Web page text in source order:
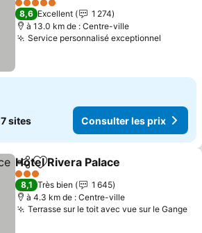
5 Étoiles
8,6 Excellent
1 274
à 13.0 km de : Centre-ville
Service personnalisé exceptionnel
7 sites Consulter les prix
PartagerAjouter à mes favoris
Hotel Rivera Palace
3 Étoiles
8,1 Très bien
1 645
à 4.3 km de : Centre-ville
Terrasse sur le toit avec vue sur le Gange